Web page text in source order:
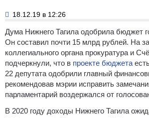
18.12.19 в 12:26
Дума Нижнего Тагила одобрила бюджет
Он составил почти 15 млрд рублей. На
коллегиального органа прокуратура и
подчеркнули, что в проекте бюджета
22 депутата одобрили главный
рекомендовав мэрии исправить
парламентарий воздержался от
В 2020 году доходы Нижнего Тагила